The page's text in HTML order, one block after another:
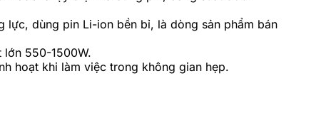
lực, dùng pin Li-ion bền bỉ, là dòng sản phẩm bán
lớn 550-1500W.
hoạt khi làm việc trong không gian hẹp.